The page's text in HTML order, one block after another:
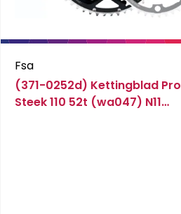
Fsa
(371-0252d) Kettingblad Pro
Steek 110 52t (wa047) N11